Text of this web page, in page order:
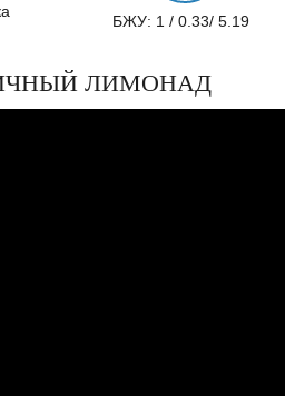
БЖУ: 1 / 0.33/ 5.19
ЛИМОНАД